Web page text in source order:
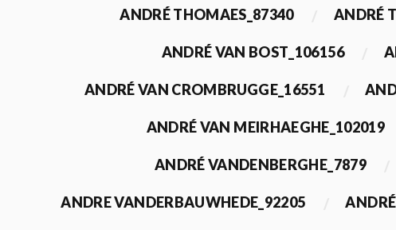
ANDRÉ THOMAES_87340 ANDRÉ
ANDRÉ VAN BOST_106156
ANDRÉ VAN CROMBRUGGE_16551
ANDRÉ VAN MEIRHAEGHE_102019
ANDRÉ VANDENBERGHE_7879
ANDRE VANDERBAUWHEDE_92205